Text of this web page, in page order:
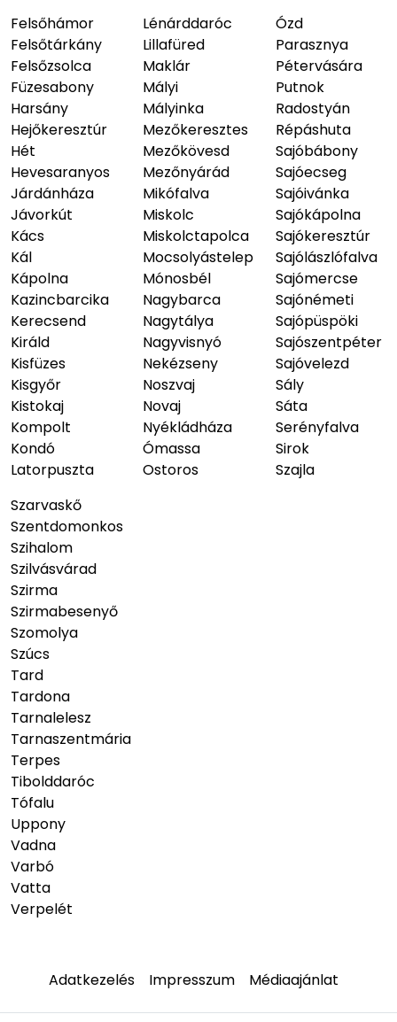
Felsőhámor
Felsőtárkány
Felsőzsolca
Füzesabony
Harsány
Hejőkeresztúr
Hét
Hevesaranyos
Járdánháza
Jávorkút
Kács
Kál
Kápolna
Kazincbarcika
Kerecsend
Királd
Kisfüzes
Kisgyőr
Kistokaj
Kompolt
Kondó
Latorpuszta
Lénárddaróc
Lillafüred
Maklár
Mályi
Mályinka
Mezőkeresztes
Mezőkövesd
Mezőnyárád
Mikófalva
Miskolc
Miskolctapolca
Mocsolyástelep
Mónosbél
Nagybarca
Nagytálya
Nagyvisnyó
Nekézseny
Noszvaj
Novaj
Nyékládháza
Ómassa
Ostoros
Ózd
Parasznya
Pétervására
Putnok
Radostyán
Répáshuta
Sajóbábony
Sajóecseg
Sajóivánka
Sajókápolna
Sajókeresztúr
Sajólászlófalva
Sajómercse
Sajónémeti
Sajópüspöki
Sajószentpéter
Sajóvelezd
Sály
Sáta
Serényfalva
Sirok
Szajla
Szarvaskő
Szentdomonkos
Szihalom
Szilvásvárad
Szirma
Szirmabesenyő
Szomolya
Szúcs
Tard
Tardona
Tarnalelesz
Tarnaszentmária
Terpes
Tibolddaróc
Tófalu
Uppony
Vadna
Varbó
Vatta
Verpelét
Adatkezelés Impresszum Médiaajánlat